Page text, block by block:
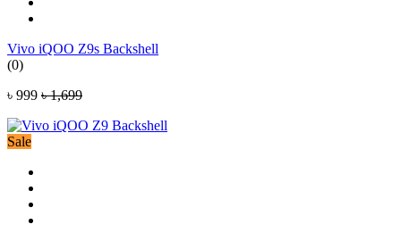
Vivo iQOO Z9s Backshell
(0)
৳ 999 ৳ 1,699
Sale